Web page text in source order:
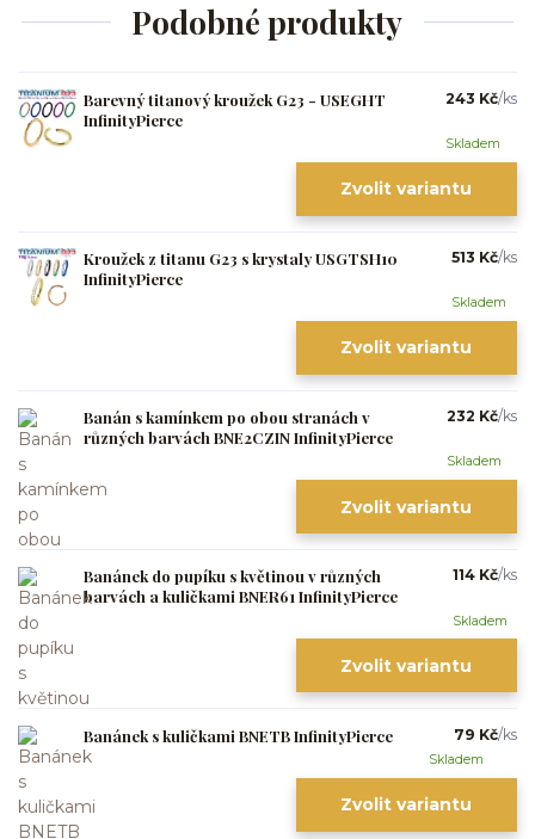
Podobné produkty
Barevný titanový kroužek G23 - USEGHT
InfinityPierce
243 Kč/ks
Skladem
Zvolit variantu
Kroužek z titanu G23 s krystaly USGTSH10
InfinityPierce
513 Kč/ks
Skladem
Zvolit variantu
Banán s kamínkem po obou stranách v
různých barvách BNE2CZIN InfinityPierce
232 Kč/ks
Skladem
Zvolit variantu
Banánek do pupíku s květinou v různých
barvách a kuličkami BNER61 InfinityPierce
114 Kč/ks
Skladem
Zvolit variantu
Banánek s kuličkami BNETB InfinityPierce 79 Kč/ks
Skladem
Zvolit variantu